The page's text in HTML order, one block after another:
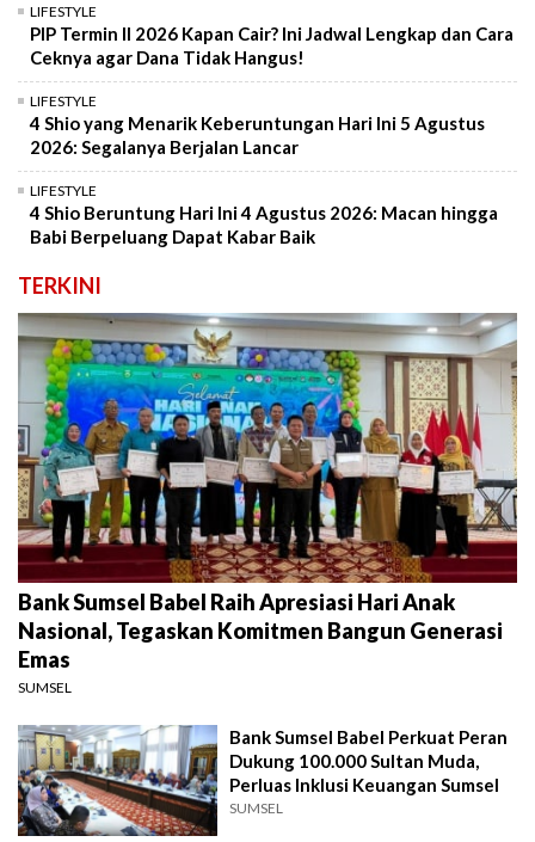
LIFESTYLE
PIP Termin II 2026 Kapan Cair? Ini Jadwal Lengkap dan Cara
Ceknya agar Dana Tidak Hangus!
LIFESTYLE
4 Shio yang Menarik Keberuntungan Hari Ini 5 Agustus
2026: Segalanya Berjalan Lancar
LIFESTYLE
4 Shio Beruntung Hari Ini 4 Agustus 2026: Macan hingga
Babi Berpeluang Dapat Kabar Baik
TERKINI
Bank Sumsel Babel Raih Apresiasi Hari Anak
Nasional, Tegaskan Komitmen Bangun Generasi
Emas
SUMSEL
Bank Sumsel Babel Perkuat Peran
Dukung 100.000 Sultan Muda,
Perluas Inklusi Keuangan Sumsel
SUMSEL